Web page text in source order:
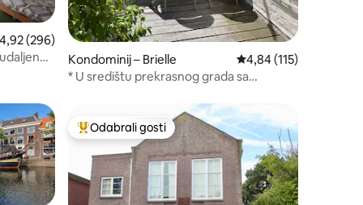
ocjena: 4,92/5, recenzija: 296
4,92 (296)
Kondominij – Brielle Prosječna ocjena:
4,84 (115)
* U središtu prekrasnog grada sa
„Odabrali gosti”Među najviše rangiranima s oznakom „Odabrali gosti”
Odabrali gosti